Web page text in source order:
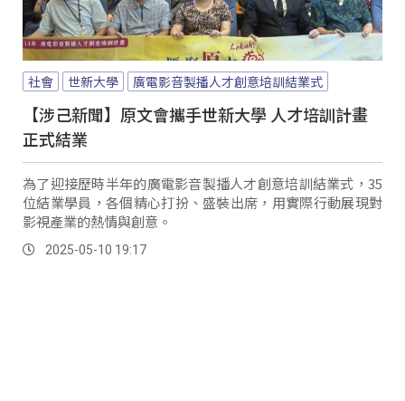
社會 世新大學 廣電影音製播人才創意培訓結業式
【涉己新聞】原文會攜手世新大學 人才培訓計畫
正式結業
為了迎接歷時半年的廣電影音製播人才創意培訓結業式，35
位結業學員，各個精心打扮、盛裝出席，用實際行動展現對
影視產業的熱情與創意。
2025-05-10 19:17